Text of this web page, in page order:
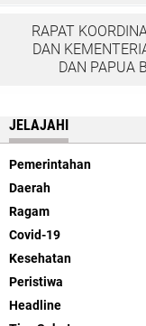
RAPAT
DAN
DAN PAPUA
JELAJAHI
Pemerintahan
Daerah
Ragam
Covid-19
Kesehatan
Peristiwa
Headline